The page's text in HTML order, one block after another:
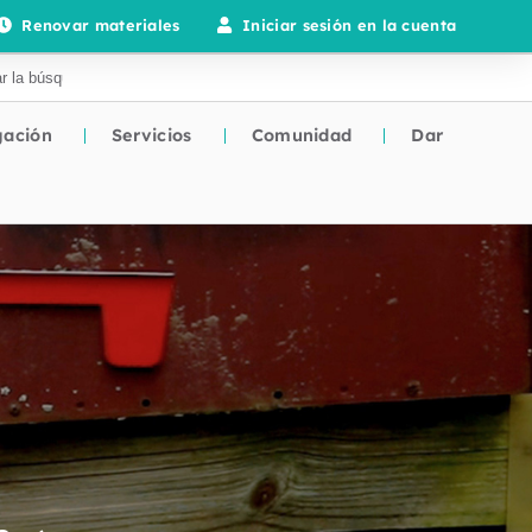
Renovar materiales Iniciar sesión en la cuenta
Servicios Comunidad Dar